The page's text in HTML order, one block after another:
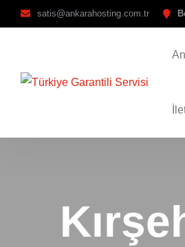
satis@ankarahosting.com.tr